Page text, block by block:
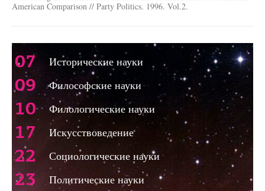
American Comparison // Party Politics. 1996. Vol.2.
07 Исторические науки
09 Философские науки
10 Филологические науки
17 Искусствоведение
22 Социологические науки
23 Политические науки